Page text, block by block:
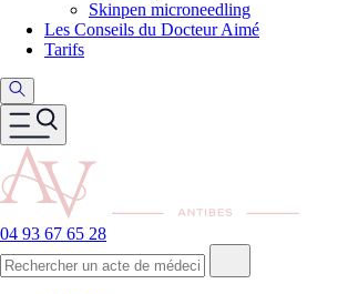
Skinpen microneedling
Les Conseils du Docteur Aimé
Tarifs
04 93 67 65 28